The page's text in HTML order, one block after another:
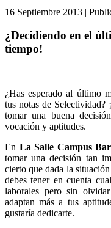
16 Septiembre 2013 |
¿Decidiendo en el
tiempo!
¿Has esperado al último
tus notas de Selectividad?
tomar una buena
vocación y aptitudes.
En La Salle Campus
tomar una decisión tan
cierto que dada la
debes tener en cuenta
laborales pero sin
adaptan más a tus
gustaría dedicarte.